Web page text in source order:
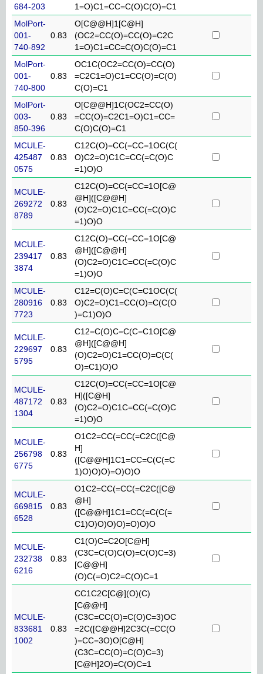
684-203
1=O)C1=CC=C(O)C(O)=C1
MolPort-
001-
740-892
0.83
O[C@@H]1[C@H]
(OC2=CC(O)=CC(O)=C2C
1=O)C1=CC=C(O)C(O)=C1
MolPort-
001-
740-800
0.83
OC1C(OC2=CC(O)=CC(O)
=C2C1=O)C1=CC(O)=C(O)
C(O)=C1
MolPort-
003-
850-396
0.83
O[C@@H]1C(OC2=CC(O)
=CC(O)=C2C1=O)C1=CC=
C(O)C(O)=C1
MCULE-
425487
0575
0.83
C12C(O)=CC(=CC=1OC(C(
O)C2=O)C1C=CC(=C(O)C
=1)O)O
MCULE-
269272
8789
0.83
C12C(O)=CC(=CC=1O[C@
@H]([C@@H]
(O)C2=O)C1C=CC(=C(O)C
=1)O)O
MCULE-
239417
3874
0.83
C12C(O)=CC(=CC=1O[C@
@H]([C@@H]
(O)C2=O)C1C=CC(=C(O)C
=1)O)O
MCULE-
280916
7723
0.83
C12=C(O)C=C(C=C1OC(C(
O)C2=O)C1=CC(O)=C(C(O
)=C1)O)O
MCULE-
229697
5795
0.83
C12=C(O)C=C(C=C1O[C@
@H]([C@@H]
(O)C2=O)C1=CC(O)=C(C(
O)=C1)O)O
MCULE-
487172
1304
0.83
C12C(O)=CC(=CC=1O[C@
H]([C@H]
(O)C2=O)C1C=CC(=C(O)C
=1)O)O
MCULE-
256798
6775
0.83
O1C2=CC(=CC(=C2C([C@
H]
([C@@H]1C1=CC=C(C(=C
1)O)O)O)=O)O)O
MCULE-
669815
6528
0.83
O1C2=CC(=CC(=C2C([C@
@H]
([C@@H]1C1=CC(=C(C(=
C1)O)O)O)O)=O)O)O
MCULE-
232738
6216
0.83
C1(O)C=C2O[C@H]
(C3C=C(O)C(O)=C(O)C=3)
[C@@H]
(O)C(=O)C2=C(O)C=1
MCULE-
833681
1002
0.83
CC1C2C[C@](O)(C)
[C@@H]
(C3C=CC(O)=C(O)C=3)OC
=2C([C@@H]2C3C(=CC(O
)=CC=3O)O[C@H]
(C3C=CC(O)=C(O)C=3)
[C@H]2O)=C(O)C=1